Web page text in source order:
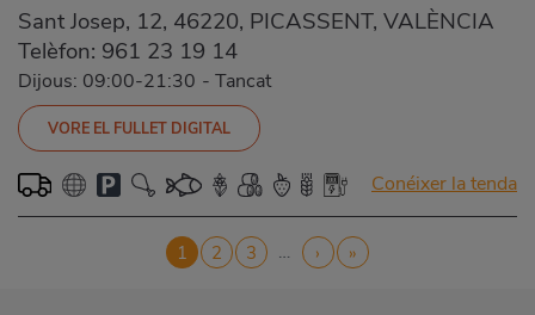
Sant Josep, 12, 46220, PICASSENT, VALÈNCIA
Telèfon: 961 23 19 14
Dijous: 09:00-21:30 - Tancat
VORE EL FULLET DIGITAL
Conéixer la tenda
Current
page
1 Page
2 Page
3 …
Next
page
›
Last
page
»